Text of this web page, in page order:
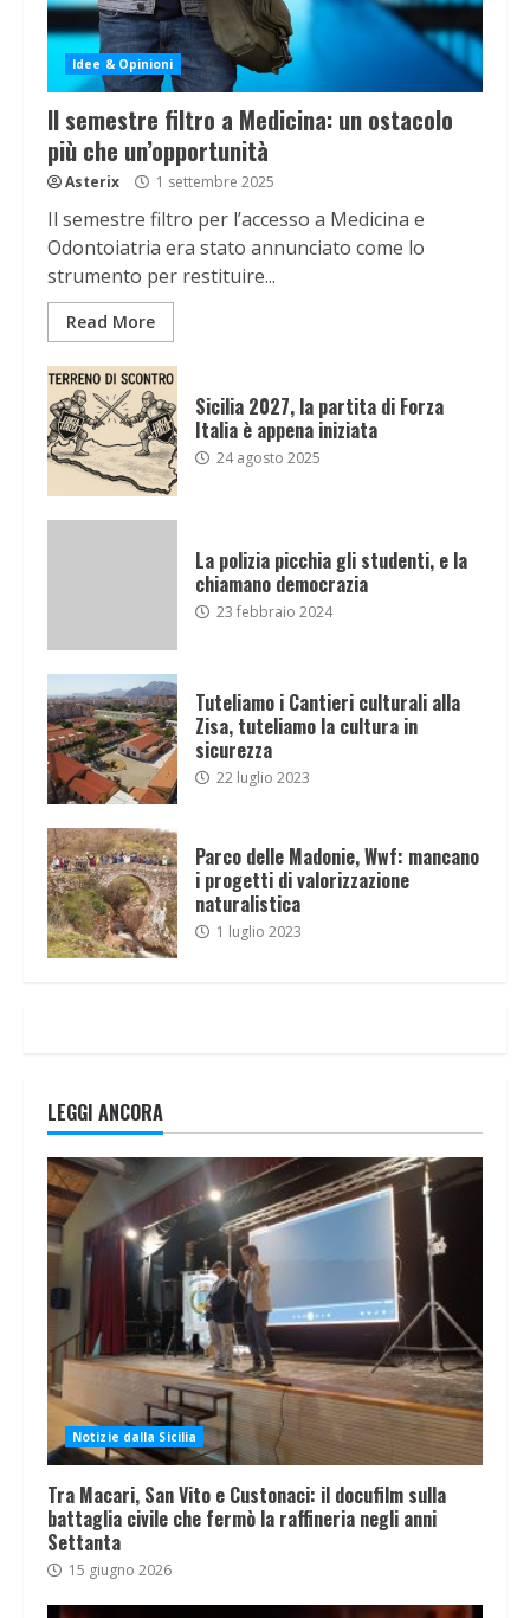
Idee & Opinioni
Il semestre filtro a Medicina: un ostacolo
più che un’opportunità
Asterix 1 settembre 2025
Il semestre filtro per l’accesso a Medicina e
Odontoiatria era stato annunciato come lo
strumento per restituire...
Read More
Sicilia 2027, la partita di Forza
Italia è appena iniziata
24 agosto 2025
La polizia picchia gli studenti, e la
chiamano democrazia
23 febbraio 2024
Tuteliamo i Cantieri culturali alla
Zisa, tuteliamo la cultura in
sicurezza
22 luglio 2023
Parco delle Madonie, Wwf: mancano
i progetti di valorizzazione
naturalistica
1 luglio 2023
LEGGI ANCORA
Notizie dalla Sicilia
Tra Macari, San Vito e Custonaci: il docufilm sulla
battaglia civile che fermò la raffineria negli anni
Settanta
15 giugno 2026